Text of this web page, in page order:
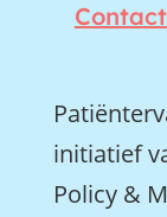
Contact
initiatief
Policy &